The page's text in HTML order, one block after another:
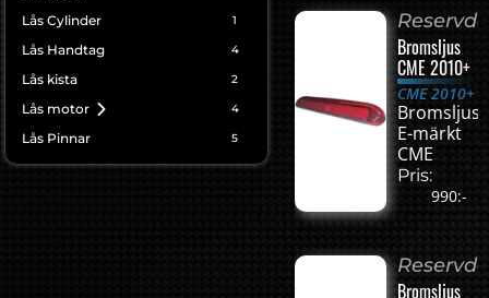
Lås Cylinder 1
Lås Handtag 4
Lås kista 2
Lås motor 4
Lås Pinnar 5
Bromsljus
CME 2010+
CME 2010+
Bromsljus
E-märkt
CME
Pris:
990:-
Bromsljus